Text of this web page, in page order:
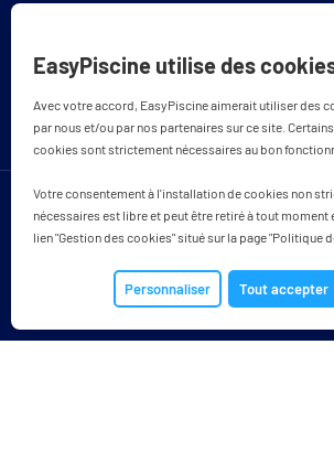
EasyPiscine utilise des
Avec votre accord, EasyPiscine aimerait utiliser des
par nous et/ou par nos partenaires sur ce site.
cookies sont strictement nécessaires au bon
Votre consentement à l'installation de cookies non
nécessaires est libre et peut être retiré à tout moment
lien "Gestion des cookies" situé sur la page "Politique
Tout accepter
Personnaliser
Chauffage